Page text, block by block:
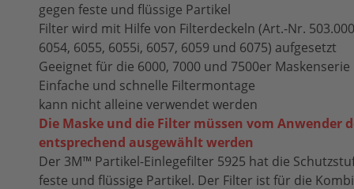
gegen feste und flüssige Partikel
Filter wird mit Hilfe von Filterdeckeln (Art.-Nr.
6054, 6055, 6055i, 6057, 6059 und 6075) aufgesetzt
Geeignet für die 6000, 7000 und 7500er Maskenserie
Einfache und schnelle Filtermontage
kann nicht alleine verwendet werden
Die Maske und die Filter müssen vom Anwender
entsprechend ausgewählt werden
Der 3M™ Partikel-Einlegefilter 5925 hat die
feste und flüssige Partikel. Der Filter ist für die